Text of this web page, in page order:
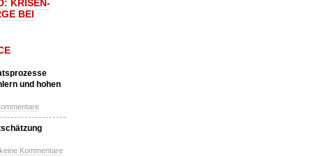
KRISEN-
BEI
und hohen
Kommentare